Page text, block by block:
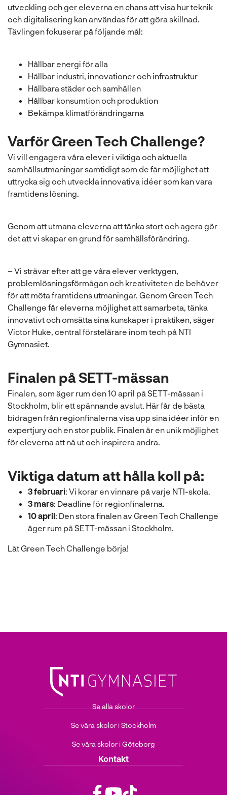
utveckling och ger eleverna en chans att visa hur teknik
och digitalisering kan användas för att göra skillnad.
Tävlingen fokuserar på följande mål:
Hållbar energi för alla
Hållbar industri, innovationer och infrastruktur
Hållbara städer och samhällen
Hållbar konsumtion och produktion
Bekämpa klimatförändringarna
Varför Green Tech Challenge?
Vi vill engagera våra elever i viktiga och aktuella
samhällsutmaningar samtidigt som de får möjlighet att
uttrycka sig och utveckla innovativa idéer som kan vara
framtidens lösning.
Genom att utmana eleverna att tänka stort och agera gör
det att vi skapar en grund för samhällsförändring.
– Vi strävar efter att ge våra elever verktygen,
problemlösningsförmågan och kreativiteten de behöver
för att möta framtidens utmaningar. Genom Green Tech
Challenge får eleverna möjlighet att samarbeta, tänka
innovativt och omsätta sina kunskaper i praktiken, säger
Victor Huke, central förstelärare inom tech på NTI
Gymnasiet.
Finalen på SETT-mässan
Finalen, som äger rum den 10 april på SETT-mässan i
Stockholm, blir ett spännande avslut. Här får de bästa
bidragen från regionfinalerna visa upp sina idéer inför en
expertjury och en stor publik. Finalen är en unik möjlighet
för eleverna att nå ut och inspirera andra.
Viktiga datum att hålla koll på:
3 februari: Vi korar en vinnare på varje NTI-skola.
3 mars: Deadline för regionfinalerna.
10 april: Den stora finalen av Green Tech Challenge
äger rum på SETT-mässan i Stockholm.
Låt Green Tech Challenge börja!
Se alla skolor
Se våra skolor i Stockholm
Se våra skolor i Göteborg
Kontakt